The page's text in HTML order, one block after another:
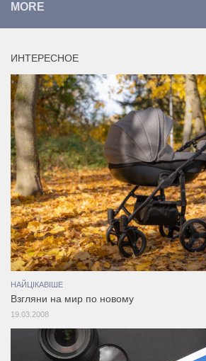
MORE
ИНТЕРЕСНОЕ
НАЙЦІКАВІШЕ
Взгляни на мир по новому
19.03.2008